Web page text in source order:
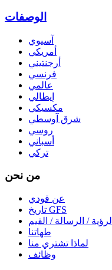
الوصفات
آسيوي
أمريكي
أرجنتيني
فرنسي
عالمي
إيطالي
مكسيكي
شرق آوسطي
روسي
أسباني
تركي
من نحن
عن قودي
تاريخ GFS
الرؤية / الرسالة / القيم
طهاتنا
لماذا تشتري منا
وظائف